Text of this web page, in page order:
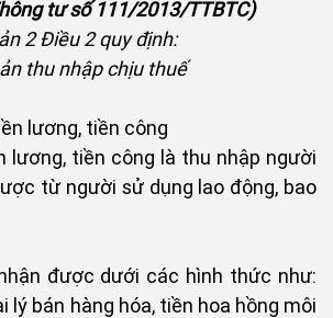
tư số 111/2013/TTBTC)
2 Điều 2 quy định:
thu nhập chịu thuế
lương, tiền công
lương, tiền công là thu nhập người
từ người sử dụng lao động, bao
được dưới các hình thức như:
lý bán hàng hóa, tiền hoa hồng môi